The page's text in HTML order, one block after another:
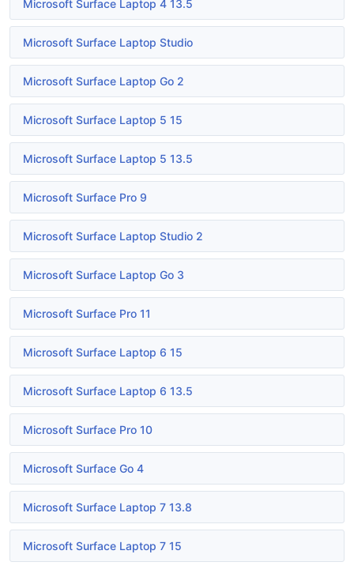
Microsoft Surface Laptop 4 13.5
Microsoft Surface Laptop Studio
Microsoft Surface Laptop Go 2
Microsoft Surface Laptop 5 15
Microsoft Surface Laptop 5 13.5
Microsoft Surface Pro 9
Microsoft Surface Laptop Studio 2
Microsoft Surface Laptop Go 3
Microsoft Surface Pro 11
Microsoft Surface Laptop 6 15
Microsoft Surface Laptop 6 13.5
Microsoft Surface Pro 10
Microsoft Surface Go 4
Microsoft Surface Laptop 7 13.8
Microsoft Surface Laptop 7 15